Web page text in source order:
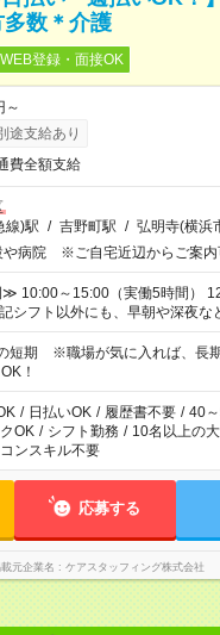
数＊介護
WEB登録・面接OK
～
途支給あり
費全額支給
線)駅 / 吉野町駅 / 弘明寺(横浜
や病院 ※ご自宅近辺からご案内
10:00～15:00（実働5時間）
！ 事前に担当からヒアリング
短期 ※職場が気に入れば、長
！
/ 日払いOK / 履歴書不要 / 40
OK / シフト勤務 / 10名以上の
ンスキル不要
応募する
元企業名 ケアスタッフィング株式会社